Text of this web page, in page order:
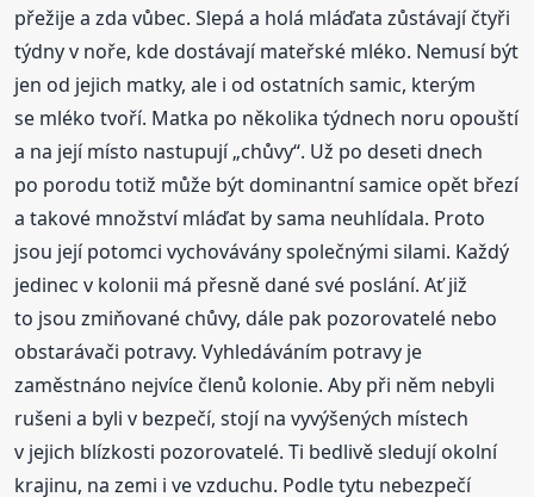
přežije a zda vůbec. Slepá a holá mláďata zůstávají čtyři
týdny v noře, kde dostávají mateřské mléko. Nemusí být
jen od jejich matky, ale i od ostatních samic, kterým
se mléko tvoří. Matka po několika týdnech noru opouští
a na její místo nastupují „chůvy“. Už po deseti dnech
po porodu totiž může být dominantní samice opět březí
a takové množství mláďat by sama neuhlídala. Proto
jsou její potomci vychovávány společnými silami. Každý
jedinec v kolonii má přesně dané své poslání. Ať již
to jsou zmiňované chůvy, dále pak pozorovatelé nebo
obstarávači potravy. Vyhledáváním potravy je
zaměstnáno nejvíce členů kolonie. Aby při něm nebyli
rušeni a byli v bezpečí, stojí na vyvýšených místech
v jejich blízkosti pozorovatelé. Ti bedlivě sledují okolní
krajinu, na zemi i ve vzduchu. Podle tytu nebezpečí